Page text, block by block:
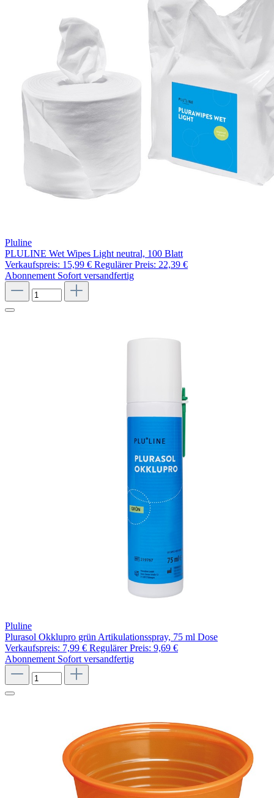
Pluline
PLULINE Wet Wipes Light neutral, 100 Blatt
Verkaufspreis: 15,99 € Regulärer Preis: 22,39 €
Abonnement Sofort versandfertig
Pluline
Plurasol Okklupro grün Artikulationsspray, 75 ml Dose
Verkaufspreis: 7,99 € Regulärer Preis: 9,69 €
Abonnement Sofort versandfertig